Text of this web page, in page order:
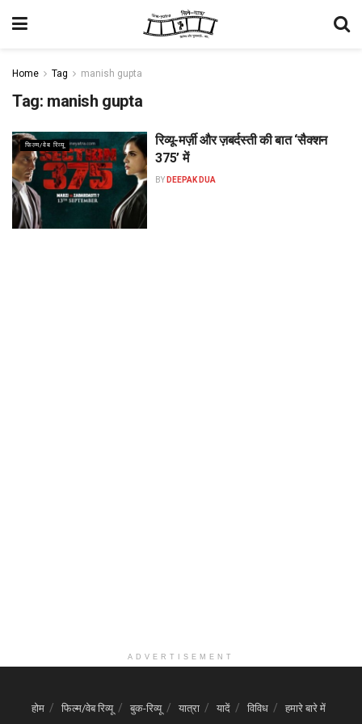
Home Tag manish gupta
Tag: manish gupta
फिल्म/वेब रिव्यू
रिव्यू-मर्ज़ी और ज़बर्दस्ती की बात ‘सैक्शन
375’ में
BY DEEPAK DUA
ADVERTISEMENT
होम फिल्म/वेब रिव्यू बुक-रिव्यू यात्रा यादें विविध हमारे बारे में